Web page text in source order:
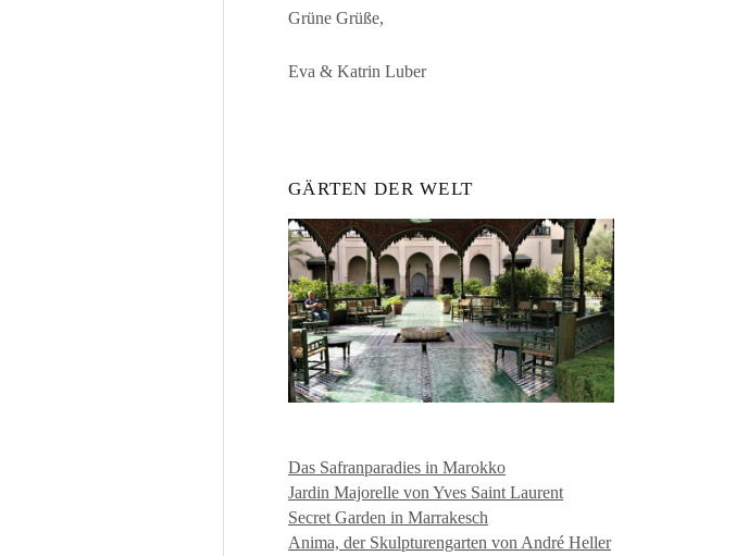
Grüne Grüße,
Eva & Katrin Luber
GÄRTEN DER WELT
Das Safranparadies in Marokko
Jardin Majorelle von Yves Saint Laurent
Secret Garden in Marrakesch
Anima, der Skulpturengarten von André Heller